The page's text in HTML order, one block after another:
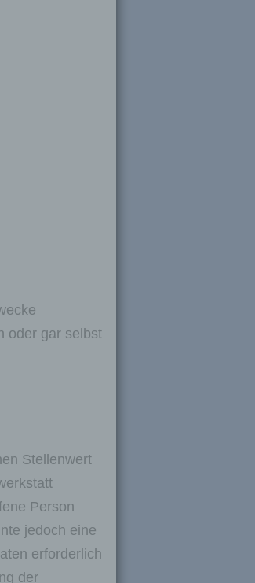
oder gar selbst
Stellenwert
Person
jedoch eine
erforderlich
der